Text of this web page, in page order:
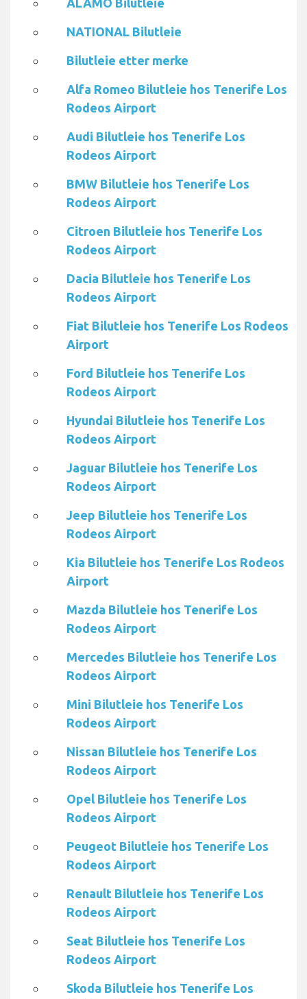
ALAMO Bilutleie
NATIONAL Bilutleie
Bilutleie etter merke
Alfa Romeo Bilutleie hos Tenerife Los
Rodeos Airport
Audi Bilutleie hos Tenerife Los
Rodeos Airport
BMW Bilutleie hos Tenerife Los
Rodeos Airport
Citroen Bilutleie hos Tenerife Los
Rodeos Airport
Dacia Bilutleie hos Tenerife Los
Rodeos Airport
Fiat Bilutleie hos Tenerife Los Rodeos
Airport
Ford Bilutleie hos Tenerife Los
Rodeos Airport
Hyundai Bilutleie hos Tenerife Los
Rodeos Airport
Jaguar Bilutleie hos Tenerife Los
Rodeos Airport
Jeep Bilutleie hos Tenerife Los
Rodeos Airport
Kia Bilutleie hos Tenerife Los Rodeos
Airport
Mazda Bilutleie hos Tenerife Los
Rodeos Airport
Mercedes Bilutleie hos Tenerife Los
Rodeos Airport
Mini Bilutleie hos Tenerife Los
Rodeos Airport
Nissan Bilutleie hos Tenerife Los
Rodeos Airport
Opel Bilutleie hos Tenerife Los
Rodeos Airport
Peugeot Bilutleie hos Tenerife Los
Rodeos Airport
Renault Bilutleie hos Tenerife Los
Rodeos Airport
Seat Bilutleie hos Tenerife Los
Rodeos Airport
Skoda Bilutleie hos Tenerife Los